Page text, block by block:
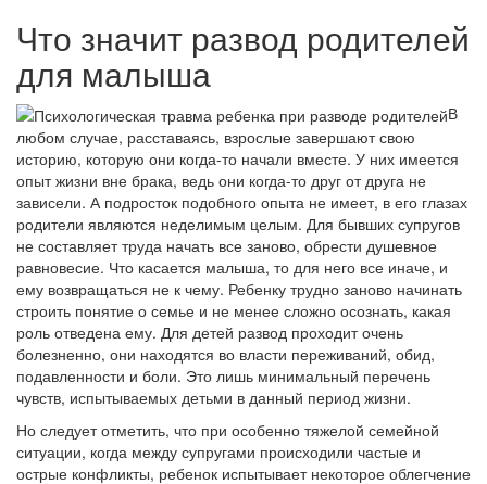
Что значит развод родителей
для малыша
В
любом случае, расставаясь, взрослые завершают свою
историю, которую они когда-то начали вместе. У них имеется
опыт жизни вне брака, ведь они когда-то друг от друга не
зависели. А подросток подобного опыта не имеет, в его глазах
родители являются неделимым целым. Для бывших супругов
не составляет труда начать все заново, обрести душевное
равновесие. Что касается малыша, то для него все иначе, и
ему возвращаться не к чему. Ребенку трудно заново начинать
строить понятие о семье и не менее сложно осознать, какая
роль отведена ему. Для детей развод проходит очень
болезненно, они находятся во власти переживаний, обид,
подавленности и боли. Это лишь минимальный перечень
чувств, испытываемых детьми в данный период жизни.
Но следует отметить, что при особенно тяжелой семейной
ситуации, когда между супругами происходили частые и
острые конфликты, ребенок испытывает некоторое облегчение